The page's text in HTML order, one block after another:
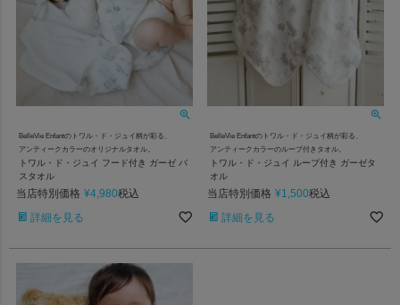
BelleVie Enfantのトワル・ド・ジュイ柄が彩る、
アンティークカラーのオリジナルタオル。
トワル・ド・ジュイ フード付き ガーゼ バ
スタオル
当店特別価格 ¥4,980税込
詳細を見る
BelleVie Enfantのトワル・ド・ジュイ柄が彩る、
アンティークカラーのループ付きタオル。
トワル・ド・ジュイ ループ付き ガーゼタ
オル
当店特別価格 ¥1,500税込
詳細を見る